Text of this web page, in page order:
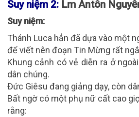
Suy niệm 2: Lm Antôn
Suy niệm:
Thánh Luca hẳn đã dựa vào một
để viết nên đoạn Tin Mừng rất
Khung cảnh có vẻ diễn ra ở
dân chúng.
Đức Giêsu đang giảng dạy, còn
Bất ngờ có một phụ nữ cất cao
rằng: